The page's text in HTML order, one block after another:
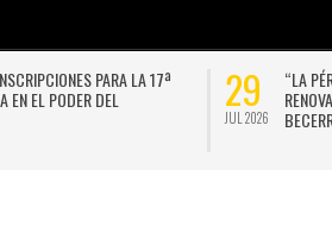
CON UNA VERSIÓN
DE GUSTAVO
27
JUL 2026